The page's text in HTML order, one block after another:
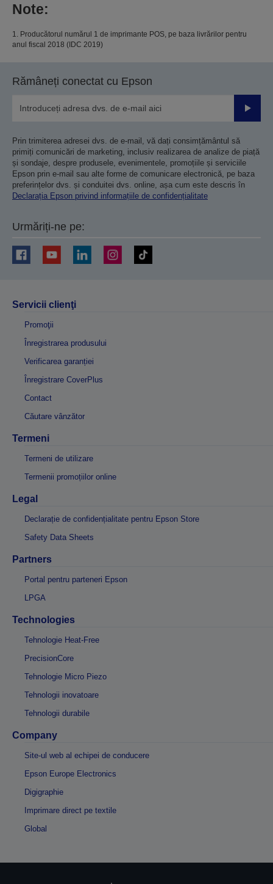
Note:
1. Producătorul numărul 1 de imprimante POS, pe baza livrărilor pentru
anul fiscal 2018 (IDC 2019)
Rămâneți conectat cu Epson
Prin trimiterea adresei dvs. de e-mail, vă dați consimțământul să
primiți comunicări de marketing, inclusiv realizarea de analize de piață
și sondaje, despre produsele, evenimentele, promoțiile și serviciile
Epson prin e-mail sau alte forme de comunicare electronică, pe baza
preferințelor dvs. și conduitei dvs. online, așa cum este descris în
Declarația Epson privind informațiile de confidențialitate
Urmăriți-ne pe:
Servicii clienţi
Promoţii
Înregistrarea produsului
Verificarea garanției
Înregistrare CoverPlus
Contact
Căutare vânzător
Termeni
Termeni de utilizare
Termenii promoțiilor online
Legal
Declarație de confidențialitate pentru Epson Store
Safety Data Sheets
Partners
Portal pentru parteneri Epson
LPGA
Technologies
Tehnologie Heat-Free
PrecisionCore
Tehnologie Micro Piezo
Tehnologii inovatoare
Tehnologii durabile
Company
Site-ul web al echipei de conducere
Epson Europe Electronics
Digigraphie
Imprimare direct pe textile
Global